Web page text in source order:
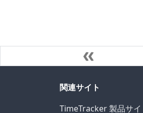
関連サイト
TimeTracker 製品サイ